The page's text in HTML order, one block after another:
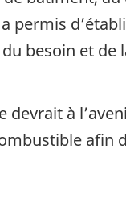
permis
besoin et de
devrait à
afin